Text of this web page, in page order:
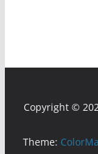
Copyright ©
Theme: